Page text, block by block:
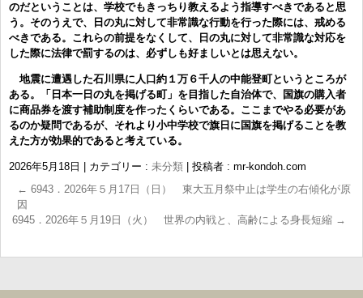
のだということは、学校でもきっちり教えるよう指導すべきであると思
う。そのうえで、日の丸に対して非常識な行動を行った際には、戒める
べきである。これらの前提をなくして、日の丸に対して非常識な対応を
した際に法律で罰するのは、必ずしも好ましいとは思えない。
地震に遭遇した石川県に人口約１万６千人の中能登町というところが
ある。「日本一日の丸を掲げる町」を目指した自治体で、国旗の購入者
に商品券を渡す補助制度を作ったくらいである。ここまでやる必要があ
るのか疑問であるが、それより小中学校で旗日に国旗を掲げることを教
えた方が効果的であると考えている。
2026年5月18日 カテゴリー : 未分類
投稿者 : mr-kondoh.com
← 6943．2026年５月17日（日） 東大五月祭中止は学生の右傾化が原
因
6945．2026年５月19日（火） 世界の内戦と、高齢による身長短縮 →